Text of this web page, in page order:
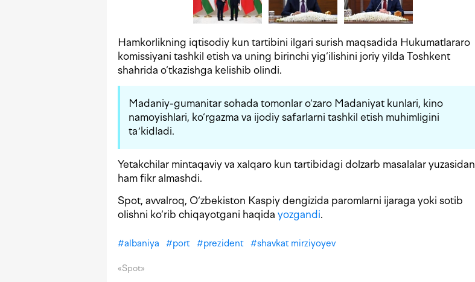
Hamkorlikning iqtisodiy kun tartibini ilgari surish maqsadida Hukumatlararo
komissiyani tashkil etish va uning birinchi yig‘ilishini joriy yilda Toshkent
shahrida o‘tkazishga kelishib olindi.
Madaniy-gumanitar sohada tomonlar o‘zaro Madaniyat kunlari, kino
namoyishlari, ko‘rgazma va ijodiy safarlarni tashkil etish muhimligini
taʼkidladi.
Yetakchilar mintaqaviy va xalqaro kun tartibidagi dolzarb masalalar yuzasidan
ham fikr almashdi.
Spot, avvalroq, O‘zbekiston Kaspiy dengizida paromlarni ijaraga yoki sotib
olishni ko‘rib chiqayotgani haqida yozgandi.
#albaniya #port #prezident #shavkat mirziyoyev
«Spot»